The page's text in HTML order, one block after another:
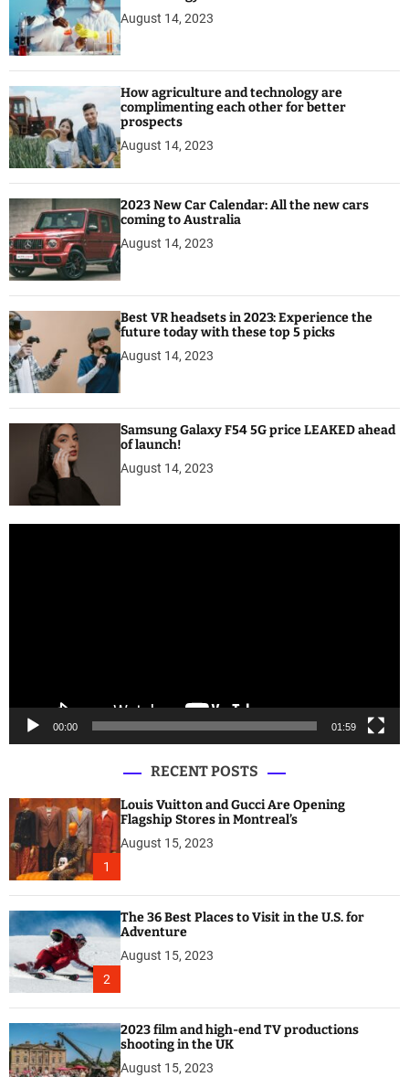
August 14, 2023
How agriculture and technology are
complimenting each other for better
prospects
August 14, 2023
2023 New Car Calendar: All the new cars
coming to Australia
August 14, 2023
Best VR headsets in 2023: Experience the
future today with these top 5 picks
August 14, 2023
Samsung Galaxy F54 5G price LEAKED ahead
of launch!
August 14, 2023
00:00 01:59
RECENT POSTS
1
Louis Vuitton and Gucci Are Opening
Flagship Stores in Montreal’s
August 15, 2023
2
The 36 Best Places to Visit in the U.S. for
Adventure
August 15, 2023
2023 film and high-end TV productions
shooting in the UK
August 15, 2023